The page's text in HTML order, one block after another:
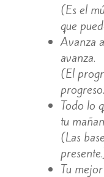
(Es el
que
Avanza
avanza.
(El
Todo lo
tu
(Las
Tu